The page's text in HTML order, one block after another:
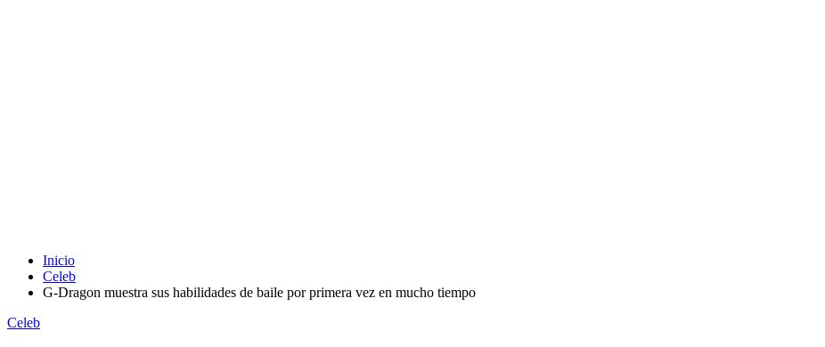
Inicio
Celeb
G-Dragon muestra sus habilidades de baile por primera vez en mucho tiempo
Celeb